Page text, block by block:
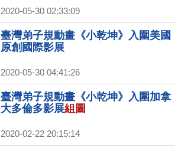
2020-05-30 02:33:09
臺灣弟子規動畫《小乾坤》入圍美國
原創國際影展
2020-05-30 04:41:26
臺灣弟子規動畫《小乾坤》入圍加拿
大多倫多影展組圖
2020-02-22 20:15:14